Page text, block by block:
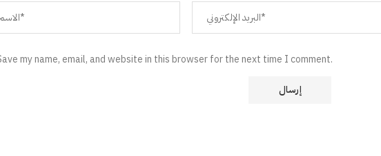
my name, email, and website in this browser for the next time I comment.